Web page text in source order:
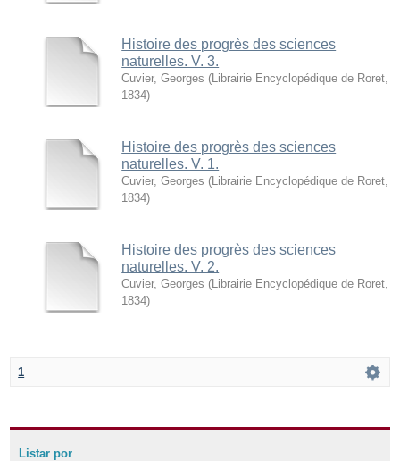
Histoire des progrès des sciences
naturelles. V. 3.
Cuvier, Georges ( Librairie Encyclopédique de Roret
1834)
Histoire des progrès des sciences
naturelles. V. 1.
Cuvier, Georges ( Librairie Encyclopédique de Roret
1834)
Histoire des progrès des sciences
naturelles. V. 2.
Cuvier, Georges ( Librairie Encyclopédique de Roret
1834)
1
Listar por